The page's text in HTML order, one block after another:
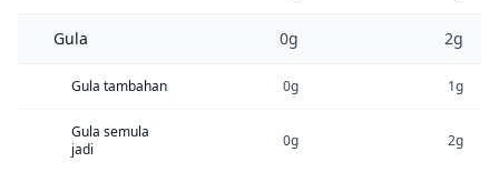
Gula 0g 2g
Gula tambahan 0g 1g
Gula semula
jadi
0g 2g